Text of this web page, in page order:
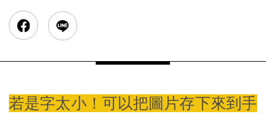
若是字太小！可以把圖片存下來到手